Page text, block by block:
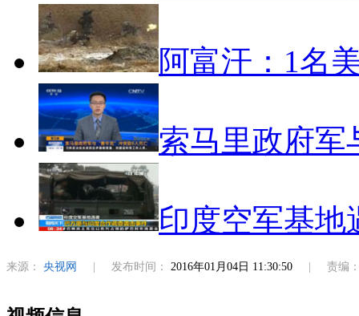
阿富汗：1名
索马里政府军
印度空军基地
来源： 央视网 发布时间： 2016年01月04日 11:30:50 责编